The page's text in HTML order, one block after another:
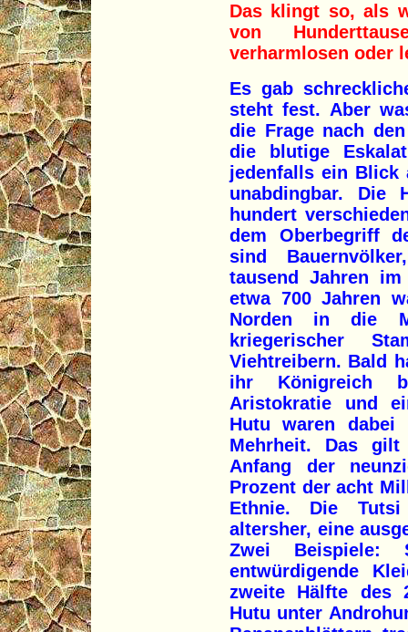
Das klingt so, als
von
verharmlosen oder
Es gab
steht fest. Aber
die Frage nach
die blutige
jedenfalls ein Blick
unabdingbar. Die
hundert
dem Oberbegriff
sind
tausend Jahren
etwa 700 Jahren
Norden in die
kriegerischer
Viehtreibern. Bald
ihr Königreich
Aristokratie und
Hutu waren dabei
Mehrheit. Das
Anfang der
Prozent der acht
Ethnie. Die
altersher, eine
Zwei Beispiele:
entwürdigende
zweite Hälfte des
Hutu unter